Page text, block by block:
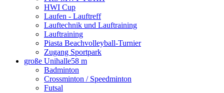
HWI Cup
Laufen - Lauftreff
Lauftechnik und Lauftraining
Lauftraining
Piasta Beachvolleyball-Turnier
Zugang Sportpark
große Unihalle58 m
Badminton
Crossminton / Speedminton
Futsal